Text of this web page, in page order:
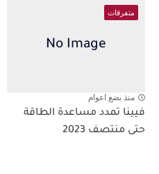
متفرقات
منذ بضع اعوام
فيينا تمدد مساعدة الطاقة
حتى منتصف 2023